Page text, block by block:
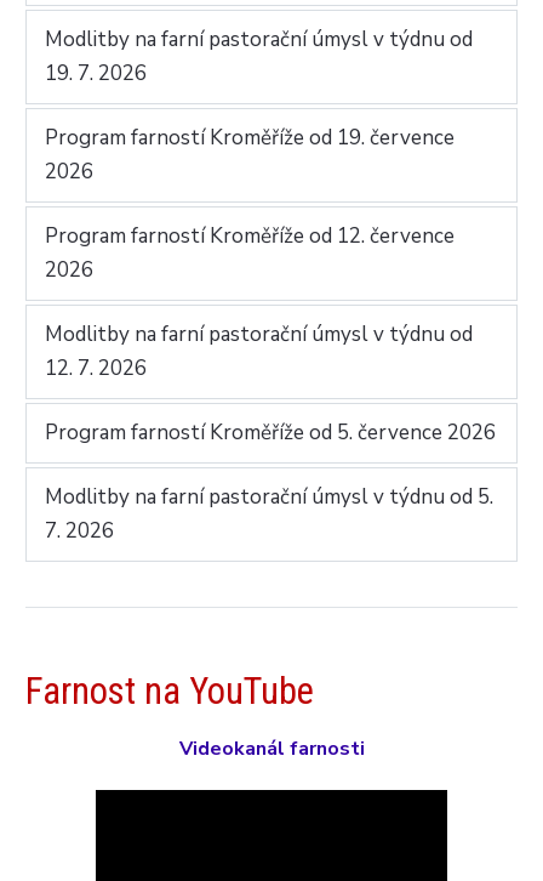
Modlitby na farní pastorační úmysl v týdnu od
19. 7. 2026
Program farností Kroměříže od 19. července
2026
Program farností Kroměříže od 12. července
2026
Modlitby na farní pastorační úmysl v týdnu od
12. 7. 2026
Program farností Kroměříže od 5. července 2026
Modlitby na farní pastorační úmysl v týdnu od 5.
7. 2026
Farnost na YouTube
Videokanál farnosti